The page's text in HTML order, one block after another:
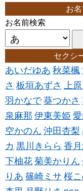
お
お名前検索
セクシ
あいだゆあ 秋菜楓
さ 板垣あずさ 上
羽かなで 葵つかさ
泉麻那 伊東美姫
空かのん 沖田杏梨
カ 黒川きらら 香
下柚花 菊美かりん
りあ 篠崎ミサ 桜